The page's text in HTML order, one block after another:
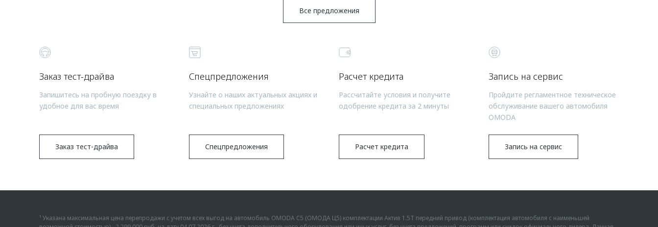
Все предложения
Заказ тест-драйва
Запишитесь на пробную поездку в
удобное для вас время
Заказ тест-драйва
Спецпредложения
Узнайте о наших актуальных акциях и
специальных предложениях
Спецпредложения
Расчет кредита
Рассчитайте условия и получите
одобрение кредита за 2 минуты
Расчет кредита
Запись на сервис
Пройдите регламентное техническое
обслуживание вашего автомобиля
OMODA
Запись на сервис
¹ Указана максимальная цена перепродажи с учетом всех выгод на автомобиль OMODA C5 (ОМОДА Ц5) комплектации Актив 1.5Т передний привод (комплектация автомобиля с наименьшей